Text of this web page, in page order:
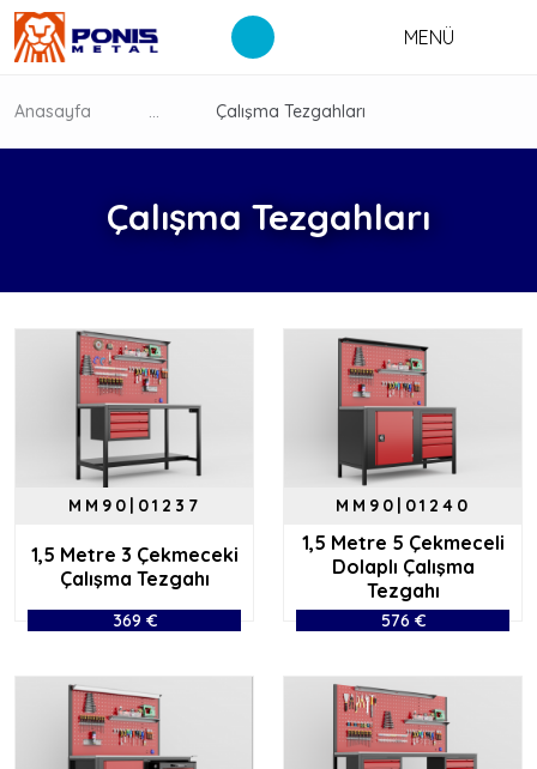
MENÜ
Çalışma Tezgahları
Anasayfa ... Çalışma Tezgahları
MM90|01237
1,5 Metre 3 Çekmeceki
Çalışma Tezgahı
369 €
MM90|01240
1,5 Metre 5 Çekmeceli
Dolaplı Çalışma
Tezgahı
576 €